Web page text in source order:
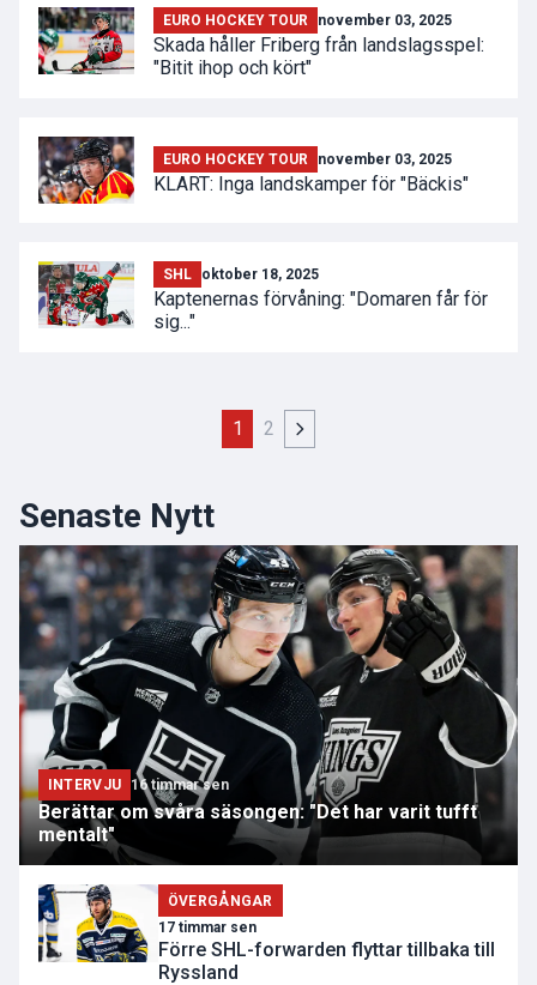
EURO HOCKEY TOUR november 03, 2025
Skada håller Friberg från landslagsspel:
"Bitit ihop och kört"
EURO HOCKEY TOUR november 03, 2025
KLART: Inga landskamper för "Bäckis"
SHL oktober 18, 2025
Kaptenernas förvåning: "Domaren får för
sig..."
1 2
Senaste Nytt
INTERVJU 16 timmar sen
Berättar om svåra säsongen: "Det har varit tufft
mentalt"
ÖVERGÅNGAR
17 timmar sen
Förre SHL-forwarden flyttar tillbaka till
Ryssland